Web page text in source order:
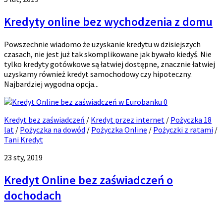
Kredyty online bez wychodzenia z domu
Powszechnie wiadomo że uzyskanie kredytu w dzisiejszych
czasach, nie jest już tak skomplikowane jak bywało kiedyś. Nie
tylko kredyty gotówkowe są łatwiej dostępne, znacznie łatwiej
uzyskamy również kredyt samochodowy czy hipoteczny.
Najbardziej wygodna opcja...
0
Kredyt bez zaświadczeń / Kredyt przez internet / Pożyczka 18
lat / Pożyczka na dowód / Pożyczka Online / Pożyczki z ratami /
Tani Kredyt
23 sty, 2019
Kredyt Online bez zaświadczeń o
dochodach